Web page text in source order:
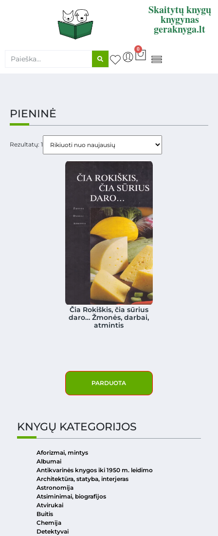
Skaitytų knygų
knygynas
geraknyga.lt
0
PIENINĖ
Rezultatų: 1
Čia Rokiškis, čia sūrius
daro… Žmonės, darbai,
atmintis
PARDUOTA
KNYGŲ KATEGORIJOS
Aforizmai, mintys
Albumai
Antikvarinės knygos iki 1950 m. leidimo
Architektūra, statyba, interjeras
Astronomija
Atsiminimai, biografijos
Atvirukai
Buitis
Chemija
Detektyvai